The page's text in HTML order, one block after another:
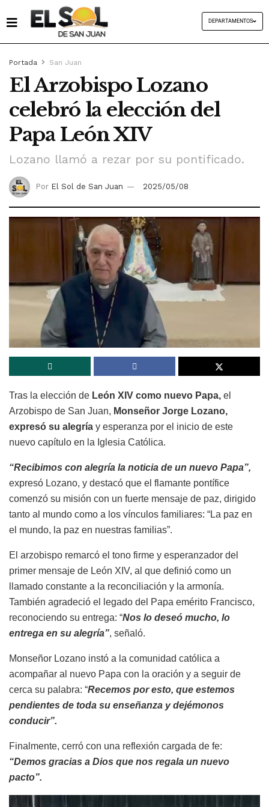
DEPARTAMENTOS
Portada San Juan
El Arzobispo Lozano
celebró la elección del
Papa León XIV
Lozano llamó a rezar por su pontificado.
Por El Sol de San Juan 2025/05/08
Tras la elección de León XIV como nuevo Papa, el
Arzobispo de San Juan, Monseñor Jorge Lozano,
expresó su alegría y esperanza por el inicio de este
nuevo capítulo en la Iglesia Católica.
“Recibimos con alegría la noticia de un nuevo Papa”,
expresó Lozano, y destacó que el flamante pontífice
comenzó su misión con un fuerte mensaje de paz, dirigido
tanto al mundo como a los vínculos familiares: “La paz en
el mundo, la paz en nuestras familias”.
El arzobispo remarcó el tono firme y esperanzador del
primer mensaje de León XIV, al que definió como un
llamado constante a la reconciliación y la armonía.
También agradeció el legado del Papa emérito Francisco,
reconociendo su entrega: “Nos lo deseó mucho, lo
entrega en su alegría”, señaló.
Monseñor Lozano instó a la comunidad católica a
acompañar al nuevo Papa con la oración y a seguir de
cerca su palabra: “Recemos por esto, que estemos
pendientes de toda su enseñanza y dejémonos
conducir”.
Finalmente, cerró con una reflexión cargada de fe:
“Demos gracias a Dios que nos regala un nuevo
pacto”.
Reproductor